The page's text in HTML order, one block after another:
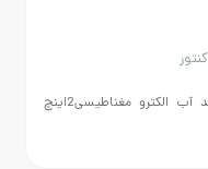
است
خرید کنتور هوشمند آب الکترو مغناطیسی2اینچ